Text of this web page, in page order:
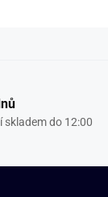
skladem do 12:00